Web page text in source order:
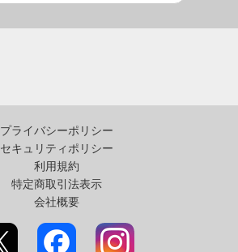
プライバシーポリシー
セキュリティポリシー
利用規約
特定商取引法表示
会社概要